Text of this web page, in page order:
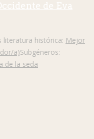
de Eva
literatura histórica: Mejor
a)Subgéneros:
de la seda